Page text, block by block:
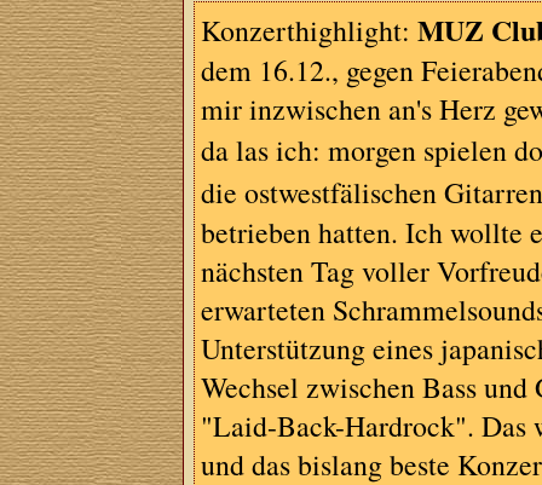
Konzerthighlight: MUZ
dem 16.12., gegen
mir inzwischen an's Herz
da las ich: morgen spielen
die ostwestfälischen
betrieben hatten. Ich wollte
nächsten Tag voller
erwarteten
Unterstützung eines
Wechsel zwischen Bass
"Laid-Back-Hardrock". Das
und das bislang beste